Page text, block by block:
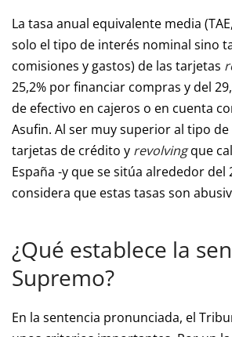
La tasa anual equivalente media
solo el tipo de interés nominal sino
comisiones y gastos) de las tarjetas
25,2% por financiar compras y del
de efectivo en cajeros o en cuenta
Asufin. Al ser muy superior al tipo
tarjetas de crédito y revolvingque
España -y que se sitúa alrededor del
considera que estas tasas son
¿Qué establece la
Supremo?
En la sentencia pronunciada, el